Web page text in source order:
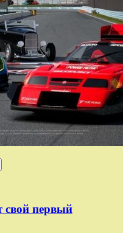
свой первый